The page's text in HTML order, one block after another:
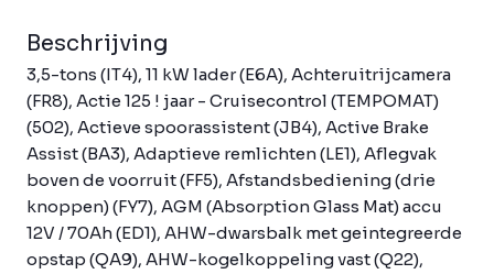
Beschrijving
3,5-tons (IT4), 11 kW lader (E6A), Achteruitrijcamera
(FR8), Actie 125 ! jaar - Cruisecontrol (TEMPOMAT)
(502), Actieve spoorassistent (JB4), Active Brake
Assist (BA3), Adaptieve remlichten (LE1), Aflegvak
boven de voorruit (FF5), Afstandsbediening (drie
knoppen) (FY7), AGM (Absorption Glass Mat) accu
12V / 70Ah (ED1), AHW-dwarsbalk met geintegreerde
opstap (QA9), AHW-kogelkoppeling vast (Q22),